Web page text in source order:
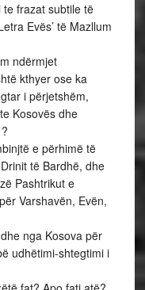
frazat subtile të
Evës’ të Mazllum
ndërmjet
kthyer ose ka
i përjetshëm,
Kosovës dhe
e përhimë të
të Bardhë, dhe
Pashtrikut e
Varshavën, Evën,
nga Kosova për
udhëtimi-shtegtimi i